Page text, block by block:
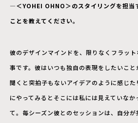
―＜YOHEI OHNO＞のスタイリングを担当
ことを教えてください。
彼のデザインマインドを、限りなくフラッ
事です。彼はいつも独自の表現をしたいこと
聞くと突拍子もないアイデアのように感じ
にやってみるとそこには私には見えていな
て。毎シーズン彼とのセッションは、自分